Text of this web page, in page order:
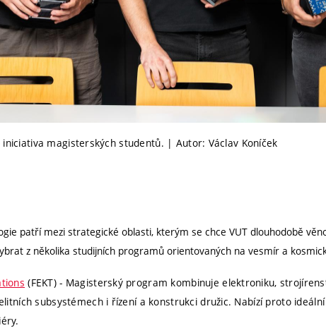
iniciativa magisterských studentů. | Autor: Václav Koníček
patří mezi strategické oblasti, kterým se chce VUT dlouhodobě
z několika studijních programů orientovaných na vesmír a
(FEKT) - Magisterský program kombinuje elektroniku,
subsystémech i řízení a konstrukci družic. Nabízí proto